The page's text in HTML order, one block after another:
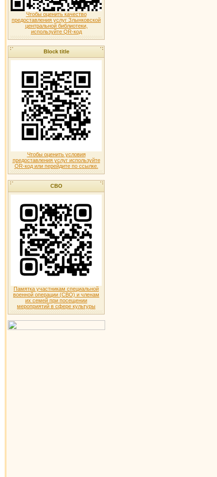
Чтобы оценить качество
предоставления услуг Злынковской
центральной библиотеки,
используйте QR-код
Block title
Чтобы оценить условия
предоставления услуг используйте
QR-код или перейдите по ссылке.
СВО
Памятка участникам специальной
военной операции (СВО) и членам
их семей при посещении
мероприятий в сфере культуры